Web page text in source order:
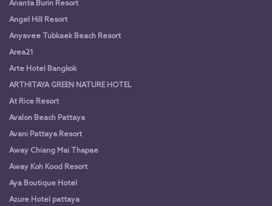
Ananta Burin Resort
Angel Hill Resort
Anyavee Tubkaek Beach Resort
Area21
Arte Hotel Bangkok
ARTHITAYA GREEN NATURE HOTEL
At Rice Resort
Avalon Beach Pattaya
Avani Pattaya Resort
Away Chiang Mai Thapae
Away Koh Kood Resort
Aya Boutique Hotel
Azure Hotel pattaya